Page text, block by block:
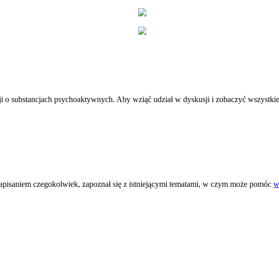
substancjach psychoaktywnych. Aby wziąć udział w dyskusji i zobaczyć
czegokolwiek, zapoznał się z istniejącymi tematami, w czym może pomóc